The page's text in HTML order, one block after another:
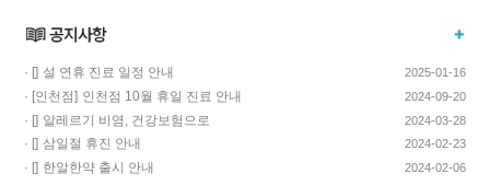
· [] 설 연휴 진료 일정 안내 2025-01-16
· [인천점] 인천점 10월 휴일 진료 안내 2024-09-20
· [] 알레르기 비염, 건강보험으로
치료하고 비용…
2024-03-28
· [] 삼일절 휴진 안내 2024-02-23
· [] 한알한약 출시 안내 2024-02-06